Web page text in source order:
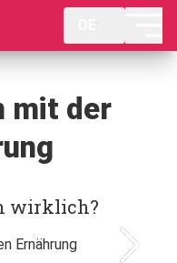
mit der
wirklich?